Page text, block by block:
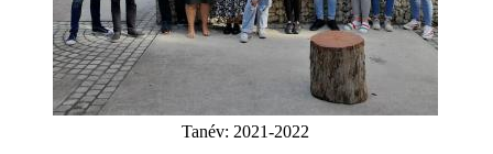
Tanév: 2021-2022